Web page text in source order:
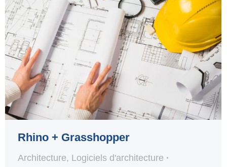
Rhino + Grasshopper
Architecture, Logiciels d'architecture